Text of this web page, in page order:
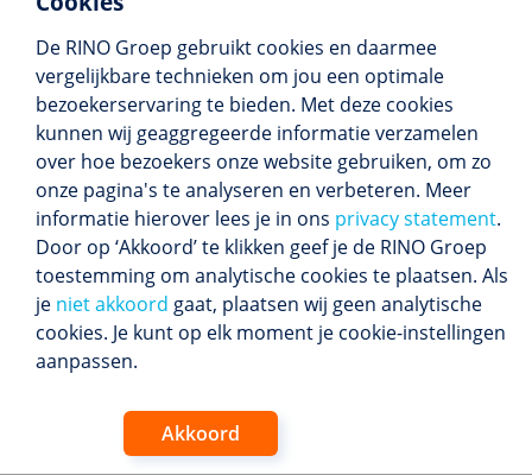
De RINO Groep gebruikt cookies en daarmee
vergelijkbare technieken om jou een optimale
bezoekerservaring te bieden. Met deze cookies
kunnen wij geaggregeerde informatie verzamelen
over hoe bezoekers onze website gebruiken, om zo
onze pagina's te analyseren en verbeteren. Meer
informatie hierover lees je in ons privacy statement.
Door op ‘Akkoord’ te klikken geef je de RINO Groep
toestemming om analytische cookies te plaatsen. Als
je niet akkoord gaat, plaatsen wij geen analytische
cookies. Je kunt op elk moment je cookie-instellingen
aanpassen.
Akkoord